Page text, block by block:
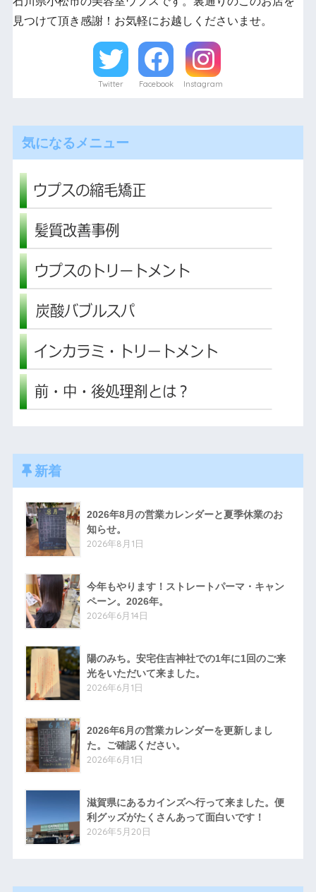
見つけて頂き感謝！お気軽にお越しくださいませ。
Twitter Facebook Instagram
気になるメニュー
新着
2026年8月の営業カレンダーと夏季休業のお
知らせ。
2026年8月1日
今年もやります！ストレートパーマ・キャン
ペーン。2026年。
2026年6月14日
陽のみち。安宅住吉神社での1年に1回のご来
光をいただいて来ました。
2026年6月1日
2026年6月の営業カレンダーを更新しまし
た。ご確認ください。
2026年6月1日
滋賀県にあるカインズへ行って来ました。便
利グッズがたくさんあって面白いです！
2026年5月20日